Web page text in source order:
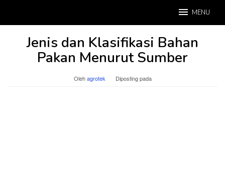
MENU
Jenis dan Klasifikasi Bahan
Pakan Menurut Sumber
Olehagrotek Diposting pada